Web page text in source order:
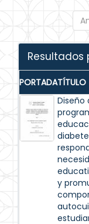
Resultados
PORTADATÍTULO
Diseño
y